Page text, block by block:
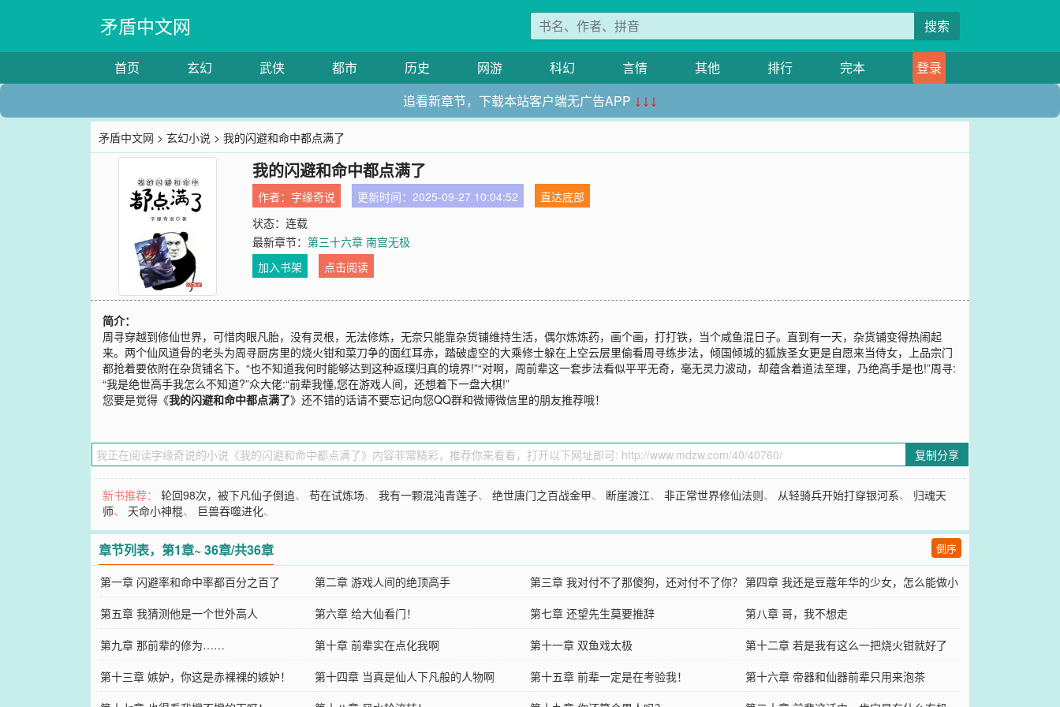
矛盾中文网 搜索
首页 玄幻 武侠 都市 历史 网游 科幻 言情 其他 排行 完本
登录
追看新章节，下载本站客户端无广告APP ↓↓↓
矛盾中文网 >玄幻小说 > 我的闪避和命中都点满了
我的闪避和命中都点满了
作者： 字缘奇说 更新时间：2025-09-27 10:04:52
直达底部
状态：连载
最新章节：第三十六章 南宫无极
加入书架
点击阅读
简介：
周寻穿越到修仙世界，可惜肉眼凡胎，没有灵根，无法修炼，无奈只能靠杂货铺维持生活，偶尔炼炼药，画个画，打打铁，当个咸鱼混日子。直到有一天，杂货铺变得热闹起
来。两个仙风道骨的老头为周寻厨房里的烧火钳和菜刀争的面红耳赤，踏破虚空的大乘修士躲在上空云层里偷看周寻练步法，倾国倾城的狐族圣女更是自愿来当侍女，上品宗门
都抢着要依附在杂货铺名下。“也不知道我何时能够达到这种返璞归真的境界!”“对啊，周前辈这一套步法看似平平无奇，毫无灵力波动，却蕴含着道法至理，乃绝高手是也!”周寻:
“我是绝世高手我怎么不知道?”众大佬:“前辈我懂,您在游戏人间，还想着下一盘大棋!”
您要是觉得《我的闪避和命中都点满了》还不错的话请不要忘记向您QQ群和微博微信里的朋友推荐哦！
复制分享
新书推荐：轮回98次，被下凡仙子倒追、苟在试炼场、我有一颗混沌青莲子、绝世唐门之百战金甲、 断崖渡江、非正常世界修仙法则、 从轻骑兵开始打穿银河系、 归魂天
师、 天命小神棍、 巨兽吞噬进化、
章节列表，第1章~ 36章/共36章 倒序
第一章 闪避率和命中率都百分之百了 第二章 游戏人间的绝顶高手 第三章 我对付不了那傻狗，还对付不了你？ 第四章 我还是豆蔻年华的少女，怎么能做小
呢
第五章 我猜测他是一个世外高人 第六章 给大仙看门！ 第七章 还望先生莫要推辞
第八章 哥，我不想走
第九章 那前辈的修为……
第十章 前辈实在点化我啊 第十一章 双鱼戏太极
第十二章 若是我有这么一把烧火钳就好了
第十三章 嫉妒，你这是赤裸裸的嫉妒！
第十四章 当真是仙人下凡般的人物啊 第十五章 前辈一定是在考验我！
第十六章 帝器和仙器前辈只用来泡茶